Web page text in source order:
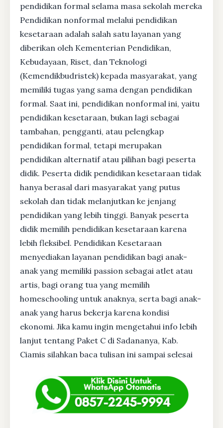
pendidikan formal selama masa sekolah mereka
Pendidikan nonformal melalui pendidikan
kesetaraan adalah salah satu layanan yang
diberikan oleh Kementerian Pendidikan,
Kebudayaan, Riset, dan Teknologi
(Kemendikbudristek) kepada masyarakat, yang
memiliki tugas yang sama dengan pendidikan
formal. Saat ini, pendidikan nonformal ini, yaitu
pendidikan kesetaraan, bukan lagi sebagai
tambahan, pengganti, atau pelengkap
pendidikan formal, tetapi merupakan
pendidikan alternatif atau pilihan bagi peserta
didik. Peserta didik pendidikan kesetaraan tidak
hanya berasal dari masyarakat yang putus
sekolah dan tidak melanjutkan ke jenjang
pendidikan yang lebih tinggi. Banyak peserta
didik memilih pendidikan kesetaraan karena
lebih fleksibel. Pendidikan Kesetaraan
menyediakan layanan pendidikan bagi anak-
anak yang memiliki passion sebagai atlet atau
artis, bagi orang tua yang memilih
homeschooling untuk anaknya, serta bagi anak-
anak yang harus bekerja karena kondisi
ekonomi. Jika kamu ingin mengetahui info lebih
lanjut tentang Paket C di Sadananya, Kab.
Ciamis silahkan baca tulisan ini sampai selesai